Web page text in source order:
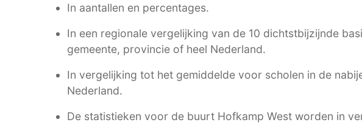
In aantallen en percentages.
In een regionale vergelijking van de 10 dichtstbijzijnde
gemeente, provincie of heel Nederland.
In vergelijking tot het gemiddelde voor scholen in de
Nederland.
De statistieken voor de buurt Hofkamp West worden in